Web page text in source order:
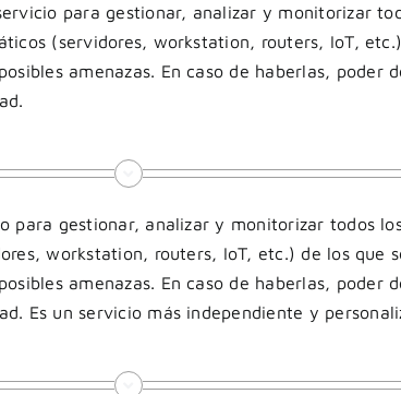
para gestionar, analizar y monitorizar
(servidores, workstation, routers, IoT,
amenazas. En caso de haberlas, poder
para gestionar, analizar y monitorizar todos
workstation, routers, IoT, etc.) de los que
amenazas. En caso de haberlas, poder
Es un servicio más independiente y